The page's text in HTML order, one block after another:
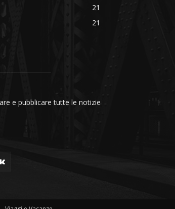
21
21
e pubblicare tutte le notizie